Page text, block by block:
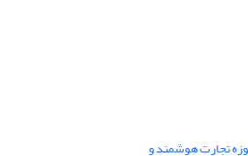
تجارت هوشمند و